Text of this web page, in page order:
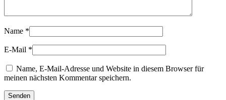
Name *
E-Mail *
Name, E-Mail-Adresse und Website in diesem Browser für
meinen nächsten Kommentar speichern.